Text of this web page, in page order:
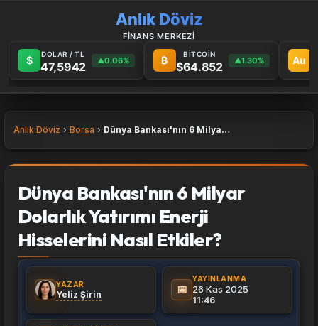
Anlık Döviz
FİNANS MERKEZİ
$ DOLAR / TL
47,5942 ▲0.06% ₿ BİTCOİN
$64.852 ▲1.30% Au
Anlık Döviz Borsa Dünya Bankası'nın 6 Milyar Dolarlık Yatırımı Enerji Hisselerini Nasıl Etkiler?
Dünya Bankası'nın 6 Milyar
Dolarlık Yatırımı Enerji
Hisselerini Nasıl Etkiler?
YAZAR
Yeliz Şirin 📅
YAYINLANMA
26 Kas 2025
11:46